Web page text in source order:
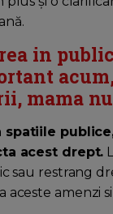
in
mama
spatiile
acest drept.
sau restrang
aceste amenzi